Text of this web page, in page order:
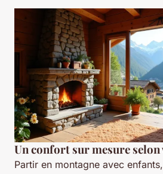
Un confort sur mesure selon
Partir en montagne avec